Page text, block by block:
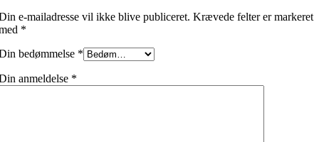
e-mailadresse vil ikke blive publiceret. Krævede felter er markeret
*
bedømmelse *
anmeldelse *